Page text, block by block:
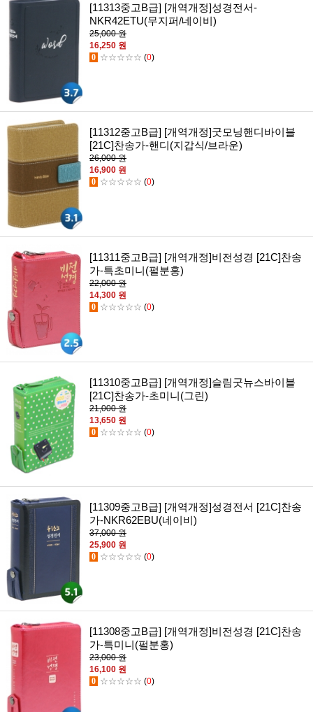
[11313중고B급] [개역개정]성경전서-
NKR42ETU(무지퍼/네이비)
25,000 원
16,250 원
0 ☆☆☆☆☆ (0)
[11312중고B급] [개역개정]굿모닝핸디바이블
[21C]찬송가-핸디(지갑식/브라운)
26,000 원
16,900 원
0 ☆☆☆☆☆ (0)
[11311중고B급] [개역개정]비전성경 [21C]찬송
가-특초미니(펄분홍)
22,000 원
14,300 원
0 ☆☆☆☆☆ (0)
[11310중고B급] [개역개정]슬림굿뉴스바이블
[21C]찬송가-초미니(그린)
21,000 원
13,650 원
0 ☆☆☆☆☆ (0)
[11309중고B급] [개역개정]성경전서 [21C]찬송
가-NKR62EBU(네이비)
37,000 원
25,900 원
0 ☆☆☆☆☆ (0)
[11308중고B급] [개역개정]비전성경 [21C]찬송
가-특미니(펄분홍)
23,000 원
16,100 원
0 ☆☆☆☆☆ (0)